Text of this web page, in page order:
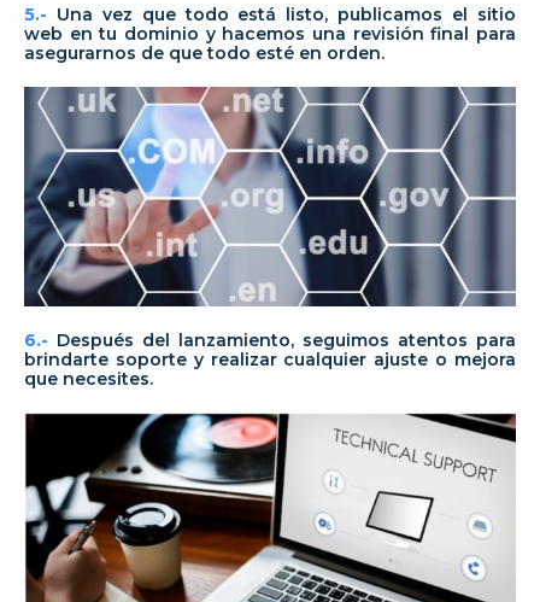
5.- Una vez que todo está listo, publicamos el sitio
web en tu dominio y hacemos una revisión final para
asegurarnos de que todo esté en orden.
6.- Después del lanzamiento, seguimos atentos para
brindarte soporte y realizar cualquier ajuste o mejora
que necesites.